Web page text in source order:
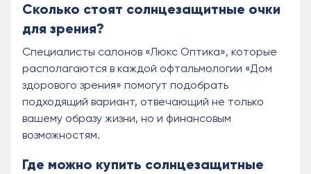
Сколько стоят солнцезащитные очки
для зрения?
Специалисты салонов «Люкс Оптика», которые
располагаются в каждой офтальмологии «Дом
здорового зрения» помогут подобрать
подходящий вариант, отвечающий не только
вашему образу жизни, но и финансовым
возможностям.
Где можно купить солнцезащитные